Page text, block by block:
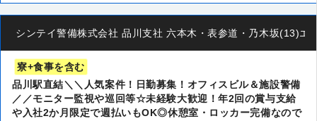
シンテイ警備株式会社 品川支社 六本木・表参道・乃木坂(13)エ
寮+食事を含む
品川駅直結＼＼人気案件！日勤募集！オフィスビル＆施設警備
／／モニター監視や巡回等☆未経験大歓迎！年2回の賞与支給
や入社2か月限定で週払いもOK◎休憩室・ロッカー完備なので